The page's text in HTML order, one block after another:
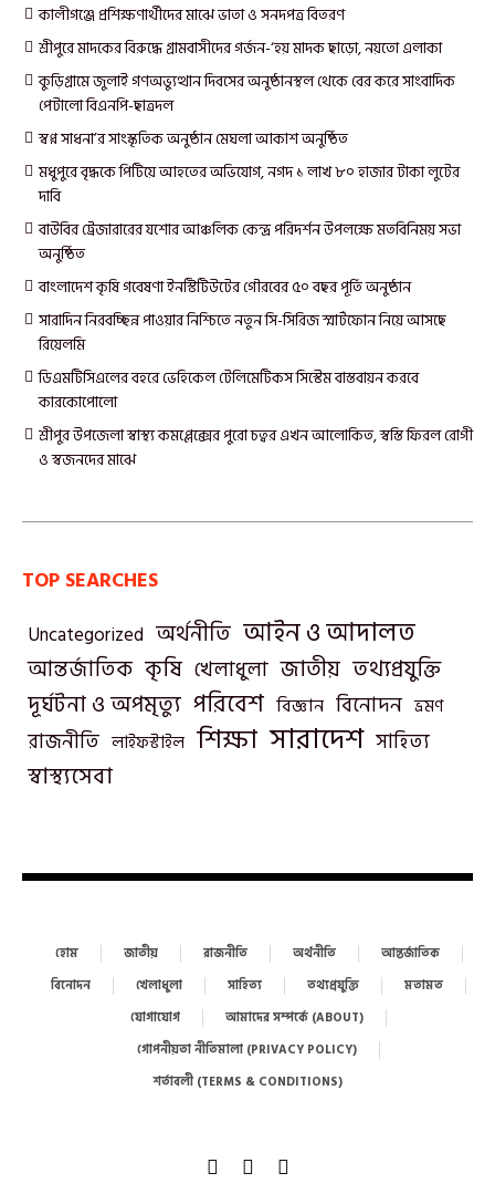
কালীগঞ্জে প্রশিক্ষণার্থীদের মাঝে ভাতা ও সনদপত্র বিতরণ
শ্রীপুরে মাদকের বিরুদ্ধে গ্রামবাসীদের গর্জন-‘হয় মাদক ছাড়ো, নয়তো এলাকা
কুড়িগ্রামে জুলাই গণঅভ্যুত্থান দিবসের অনুষ্ঠানস্থল থেকে বের করে সাংবাদিক
পেটালো বিএনপি-ছাত্রদল
স্বপ্ন সাধনা’র সাংস্কৃতিক অনুষ্ঠান মেঘলা আকাশ অনুষ্ঠিত
মধুপুরে বৃদ্ধকে পিটিয়ে আহতের অভিযোগ, নগদ ১ লাখ ৮০ হাজার টাকা লুটের
দাবি
বাউবির ট্রেজারারের যশোর আঞ্চলিক কেন্দ্র পরিদর্শন উপলক্ষে মতবিনিময় সভা
অনুষ্ঠিত
বাংলাদেশ কৃষি গবেষণা ইনস্টিটিউটের গৌরবের ৫০ বছর পূর্তি অনুষ্ঠান
সারাদিন নিরবচ্ছিন্ন পাওয়ার নিশ্চিতে নতুন সি-সিরিজ স্মার্টফোন নিয়ে আসছে
রিয়েলমি
ডিএমটিসিএলের বহরে ভেহিকেল টেলিমেটিকস সিস্টেম বাস্তবায়ন করবে
কারকোপোলো
শ্রীপুর উপজেলা স্বাস্থ্য কমপ্লেক্সের পুরো চত্বর এখন আলোকিত, স্বস্তি ফিরল রোগী
ও স্বজনদের মাঝে‎
TOP SEARCHES
Uncategorized অর্থনীতি আইন ও আদালত
আন্তর্জাতিক কৃষি খেলাধুলা জাতীয় তথ্যপ্রযুক্তি
দূর্ঘটনা ও অপমৃত্যু পরিবেশ বিজ্ঞান বিনোদন ভ্রমণ
রাজনীতি লাইফস্টাইল শিক্ষা সারাদেশ সাহিত্য
স্বাস্থ্যসেবা
হোম জাতীয় রাজনীতি অর্থনীতি
আন্তর্জাতিক
বিনোদন
খেলাধুলা সাহিত্য তথ্যপ্রযুক্তি
মতামত
যোগাযোগ
আমাদের সম্পর্কে (ABOUT)
গোপনীয়তা নীতিমালা (PRIVACY POLICY)
শর্তাবলী (TERMS & CONDITIONS)